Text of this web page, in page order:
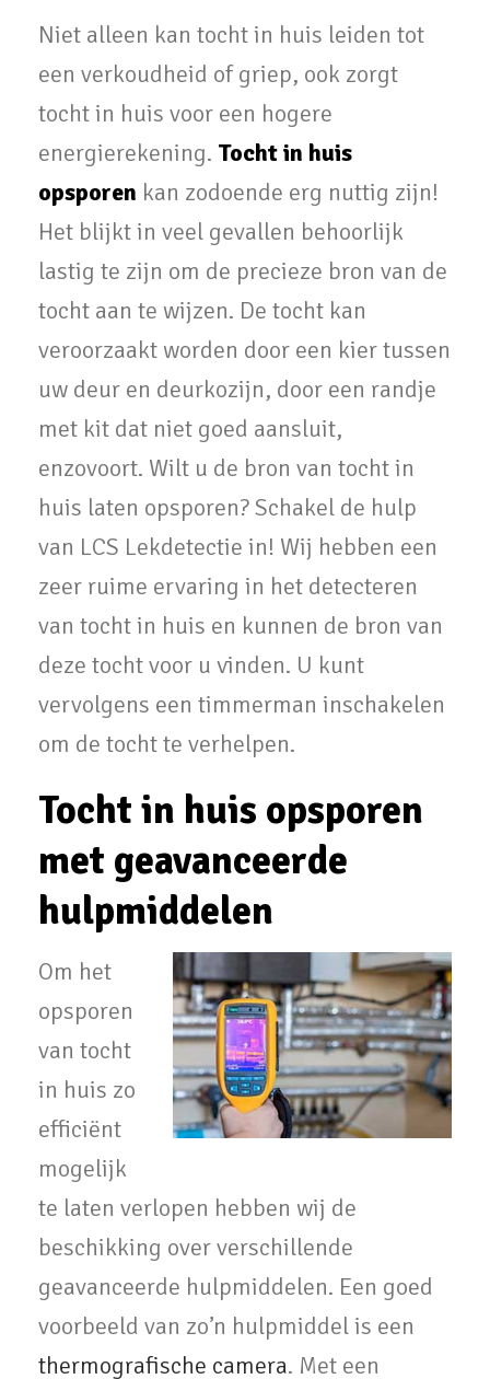
Niet alleen kan tocht in huis leiden tot
een verkoudheid of griep, ook zorgt
tocht in huis voor een hogere
energierekening. Tocht in huis
opsporen kan zodoende erg nuttig zijn!
Het blijkt in veel gevallen behoorlijk
lastig te zijn om de precieze bron van de
tocht aan te wijzen. De tocht kan
veroorzaakt worden door een kier tussen
uw deur en deurkozijn, door een randje
met kit dat niet goed aansluit,
enzovoort. Wilt u de bron van tocht in
huis laten opsporen? Schakel de hulp
van LCS Lekdetectie in! Wij hebben een
zeer ruime ervaring in het detecteren
van tocht in huis en kunnen de bron van
deze tocht voor u vinden. U kunt
vervolgens een timmerman inschakelen
om de tocht te verhelpen.
Tocht in huis opsporen
met geavanceerde
hulpmiddelen
Om het
opsporen
van tocht
in huis zo
efficiënt
mogelijk
te laten verlopen hebben wij de
beschikking over verschillende
geavanceerde hulpmiddelen. Een goed
voorbeeld van zo’n hulpmiddel is een
thermografische camera. Met een